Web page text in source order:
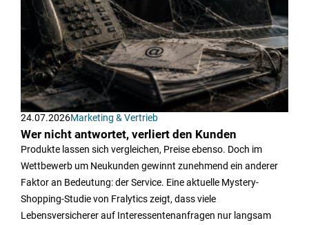
24.07.2026Marketing & Vertrieb
Wer nicht antwortet, verliert den Kunden
Produkte lassen sich vergleichen, Preise ebenso. Doch im
Wettbewerb um Neukunden gewinnt zunehmend ein anderer
Faktor an Bedeutung: der Service. Eine aktuelle Mystery-
Shopping-Studie von Fralytics zeigt, dass viele
Lebensversicherer auf Interessentenanfragen nur langsam